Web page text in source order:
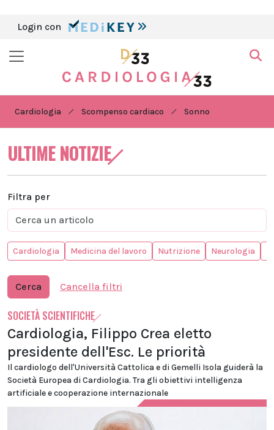
Login con
Cardiologia Scompenso cardiaco Sonno
ULTIME NOTIZIE
Filtra per
Cardiologia Medicina del lavoro Nutrizione Neurologia
Cerca Cancella filtri
SOCIETÀ SCIENTIFICHE
Cardiologia, Filippo Crea eletto
presidente dell'Esc. Le priorità
Il cardiologo dell'Università Cattolica e di Gemelli Isola guiderà la
Società Europea di Cardiologia. Tra gli obiettivi intelligenza
artificiale e cooperazione internazionale